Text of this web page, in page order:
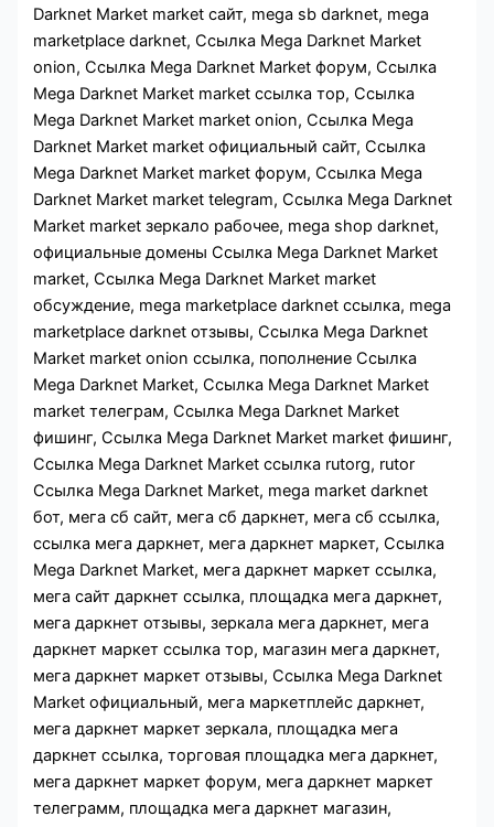
Darknet Market market сайт, mega sb darknet, mega
marketplace darknet, Ссылка Mega Darknet Market
onion, Ссылка Mega Darknet Market форум, Ссылка
Mega Darknet Market market ссылка тор, Ссылка
Mega Darknet Market market onion, Ссылка Mega
Darknet Market market официальный сайт, Ссылка
Mega Darknet Market market форум, Ссылка Mega
Darknet Market market telegram, Ссылка Mega Darknet
Market market зеркало рабочее, mega shop darknet,
официальные домены Ссылка Mega Darknet Market
market, Ссылка Mega Darknet Market market
обсуждение, mega marketplace darknet ссылка, mega
marketplace darknet отзывы, Ссылка Mega Darknet
Market market onion ссылка, пополнение Ссылка
Mega Darknet Market, Ссылка Mega Darknet Market
market телеграм, Ссылка Mega Darknet Market
фишинг, Ссылка Mega Darknet Market market фишинг,
Ссылка Mega Darknet Market ссылка rutorg, rutor
Ссылка Mega Darknet Market, mega market darknet
бот, мега сб сайт, мега сб даркнет, мега сб ссылка,
ссылка мега даркнет, мега даркнет маркет, Ссылка
Mega Darknet Market, мега даркнет маркет ссылка,
мега сайт даркнет ссылка, площадка мега даркнет,
мега даркнет отзывы, зеркала мега даркнет, мега
даркнет маркет ссылка тор, магазин мега даркнет,
мега даркнет маркет отзывы, Ссылка Mega Darknet
Market официальный, мега маркетплейс даркнет,
мега даркнет маркет зеркала, площадка мега
даркнет ссылка, торговая площадка мега даркнет,
мега даркнет маркет форум, мега даркнет маркет
телеграмм, площадка мега даркнет магазин,